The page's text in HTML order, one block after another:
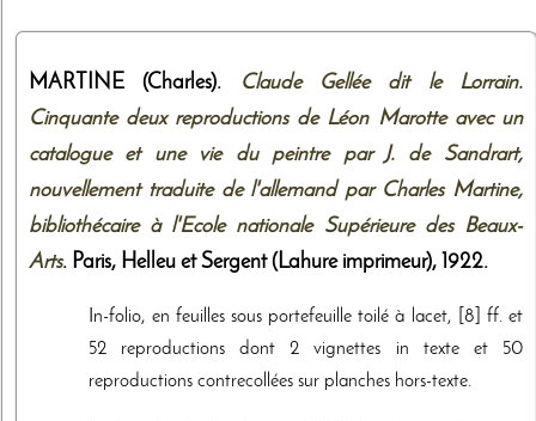
MARTINE (Charles).
Claude Gellée dit le Lorrain.
Cinquante deux reproductions de Léon Marotte avec un
catalogue et une vie du peintre par J. de Sandrart,
nouvellement traduite de l'allemand par Charles Martine,
bibliothécaire à l'Ecole nationale Supérieure des Beaux-
Arts. Paris, Helleu et Sergent (Lahure imprimeur), 1922.
In-folio, en feuilles sous portefeuille toilé à lacet, [8] ff. et
52 reproductions dont 2 vignettes in texte et 50
reproductions contrecollées sur planches hors-texte.